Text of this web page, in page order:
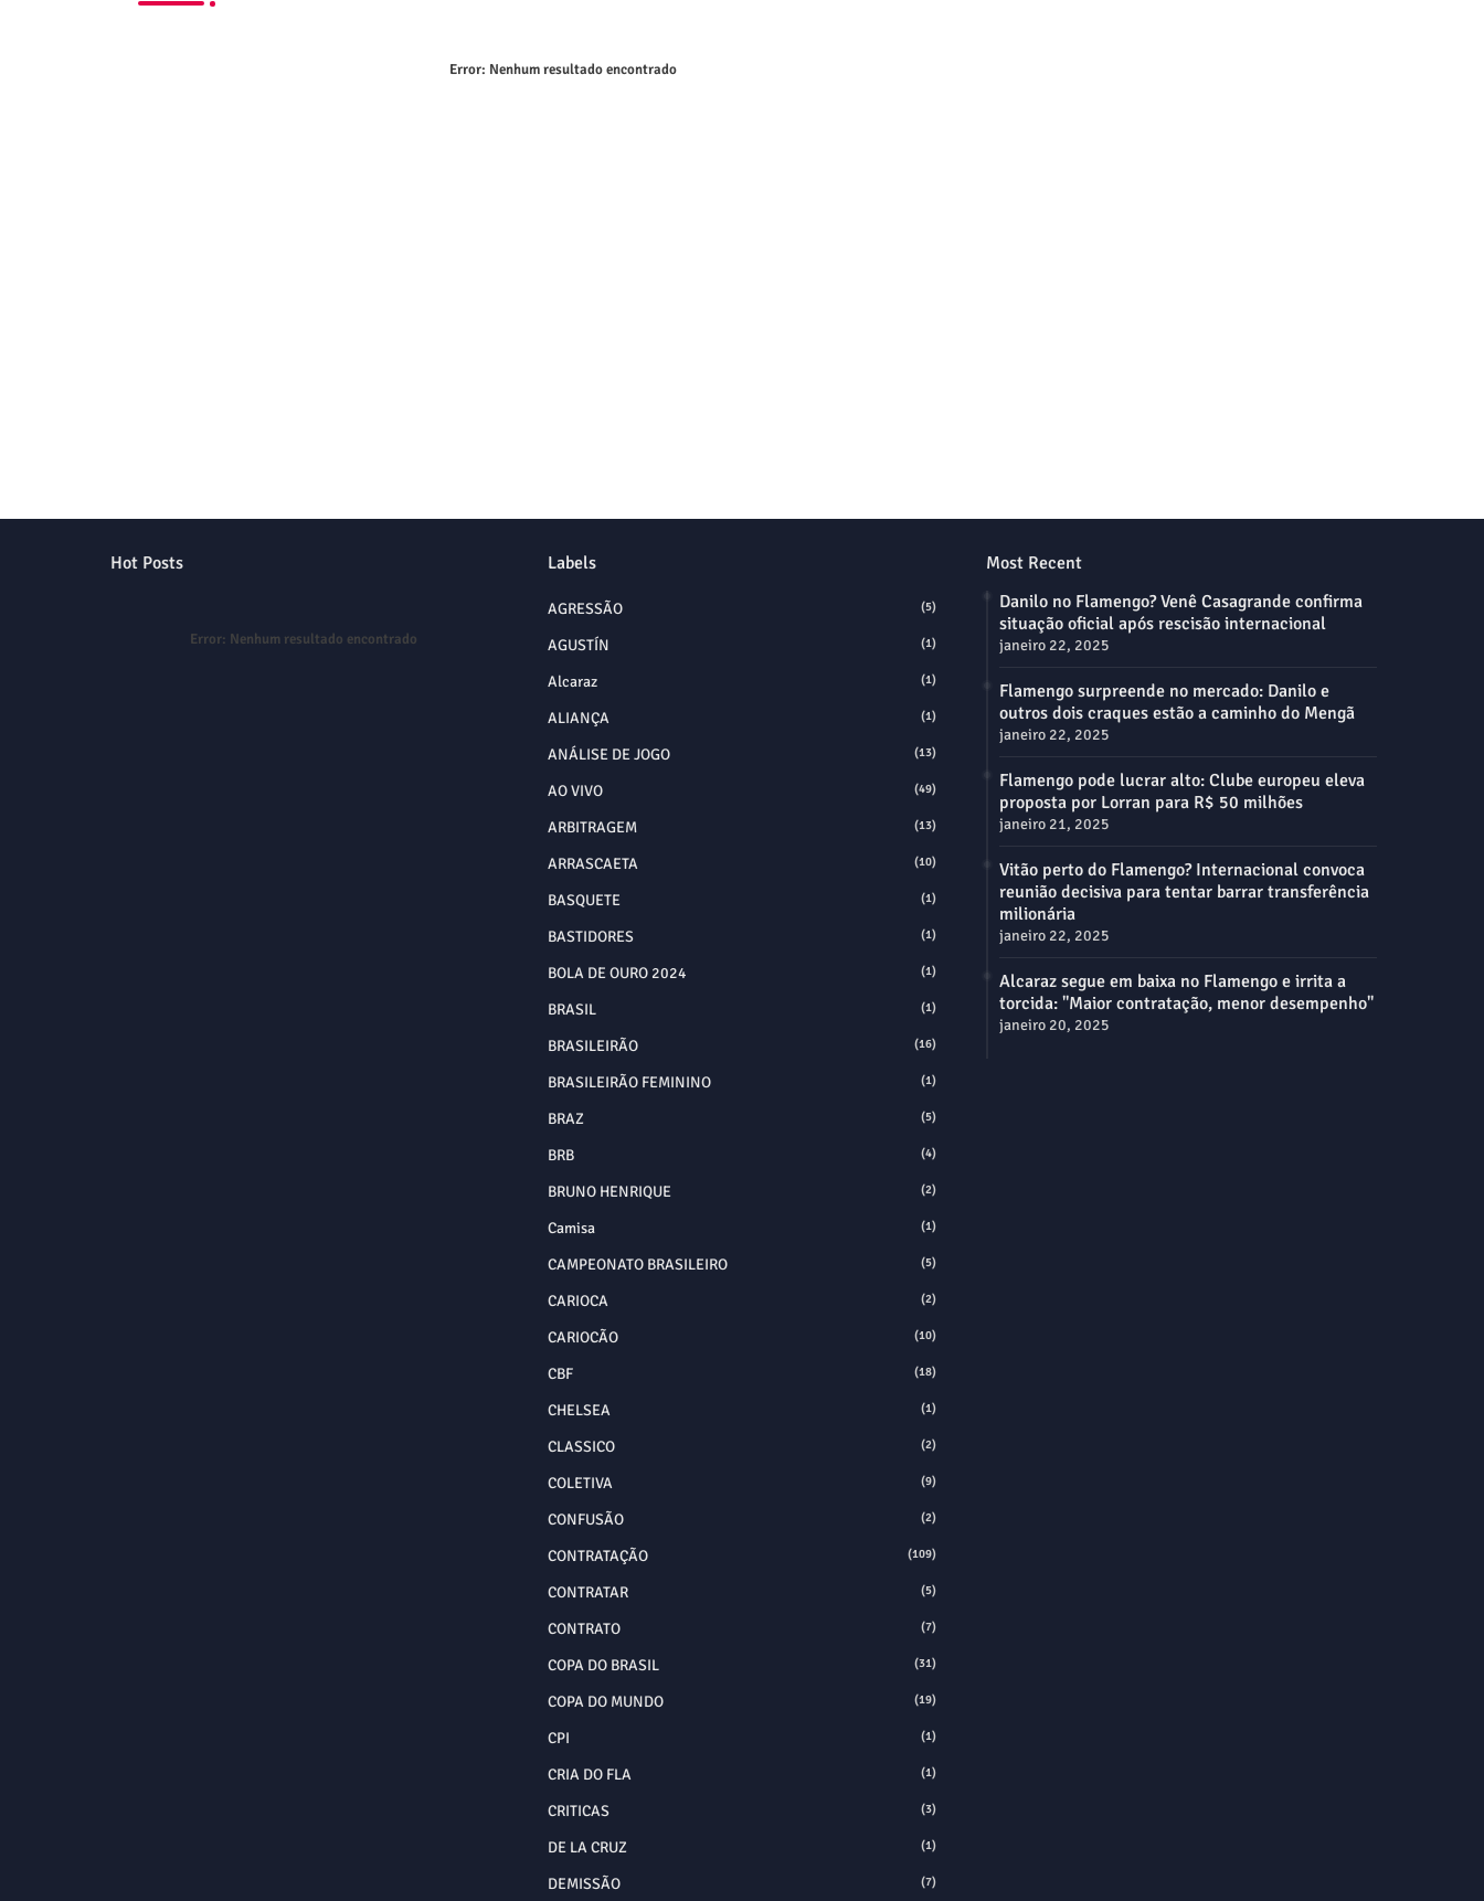
Error: Nenhum resultado encontrado
Hot Posts
Error: Nenhum resultado encontrado
Labels
AGRESSÃO (5)
AGUSTÍN (1)
Alcaraz (1)
ALIANÇA (1)
ANÁLISE DE JOGO (13)
AO VIVO (49)
ARBITRAGEM (13)
ARRASCAETA (10)
BASQUETE (1)
BASTIDORES (1)
BOLA DE OURO 2024 (1)
BRASIL (1)
BRASILEIRÃO (16)
BRASILEIRÃO FEMININO (1)
BRAZ (5)
BRB (4)
BRUNO HENRIQUE (2)
Camisa (1)
CAMPEONATO BRASILEIRO (5)
CARIOCA (2)
CARIOCÃO (10)
CBF (18)
CHELSEA (1)
CLASSICO (2)
COLETIVA (9)
CONFUSÃO (2)
CONTRATAÇÃO (109)
CONTRATAR (5)
CONTRATO (7)
COPA DO BRASIL (31)
COPA DO MUNDO (19)
CPI (1)
CRIA DO FLA (1)
CRITICAS (3)
DE LA CRUZ (1)
DEMISSÃO (7)
Most Recent
Danilo no Flamengo? Venê Casagrande confirma
situação oficial após rescisão internacional
janeiro 22, 2025
Flamengo surpreende no mercado: Danilo e
outros dois craques estão a caminho do Mengã
janeiro 22, 2025
Flamengo pode lucrar alto: Clube europeu eleva
proposta por Lorran para R$ 50 milhões
janeiro 21, 2025
Vitão perto do Flamengo? Internacional convoca
reunião decisiva para tentar barrar transferência
milionária
janeiro 22, 2025
Alcaraz segue em baixa no Flamengo e irrita a
torcida: "Maior contratação, menor desempenho"
janeiro 20, 2025